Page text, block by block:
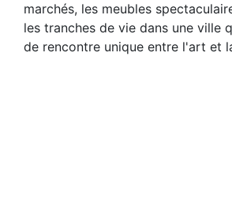
marchés, les meubles
les tranches de vie dans une ville
de rencontre unique entre l'art et